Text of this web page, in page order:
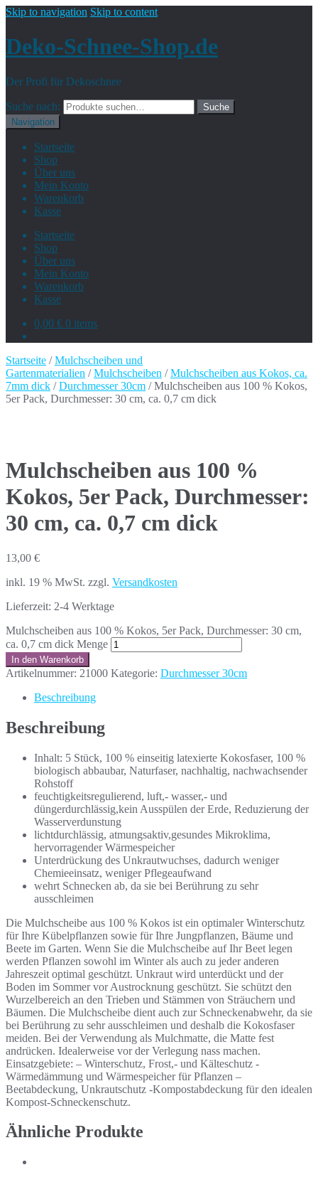
Skip to navigation Skip to content
Deko-Schnee-Shop.de
Der Profi für Dekoschnee
Suche nach:
Suche
Navigation
Startseite
Shop
Über uns
Mein Konto
Warenkorb
Kasse
Startseite
Shop
Über uns
Mein Konto
Warenkorb
Kasse
0,00 € 0 items
Startseite /Mulchscheiben und
Gartenmaterialien /Mulchscheiben /Mulchscheiben aus Kokos, ca.
7mm dick /Durchmesser 30cm / Mulchscheiben aus 100 % Kokos,
5er Pack, Durchmesser: 30 cm, ca. 0,7 cm dick
Mulchscheiben aus 100 %
Kokos, 5er Pack, Durchmesser:
30 cm, ca. 0,7 cm dick
13,00 €
inkl. 19 % MwSt. zzgl. Versandkosten
Lieferzeit: 2-4 Werktage
Mulchscheiben aus 100 % Kokos, 5er Pack, Durchmesser: 30 cm,
ca. 0,7 cm dick Menge
In den Warenkorb
Artikelnummer: 21000 Kategorie: Durchmesser 30cm
Beschreibung
Beschreibung
Inhalt: 5 Stück, 100 % einseitig latexierte Kokosfaser, 100 %
biologisch abbaubar, Naturfaser, nachhaltig, nachwachsender
Rohstoff
feuchtigkeitsregulierend, luft,- wasser,- und
düngerdurchlässig,kein Ausspülen der Erde, Reduzierung der
Wasserverdunstung
lichtdurchlässig, atmungsaktiv,gesundes Mikroklima,
hervorragender Wärmespeicher
Unterdrückung des Unkrautwuchses, dadurch weniger
Chemieeinsatz, weniger Pflegeaufwand
wehrt Schnecken ab, da sie bei Berührung zu sehr
ausschleimen
Die Mulchscheibe aus 100 % Kokos ist ein optimaler Winterschutz
für Ihre Kübelpflanzen sowie für Ihre Jungpflanzen, Bäume und
Beete im Garten. Wenn Sie die Mulchscheibe auf Ihr Beet legen
werden Pflanzen sowohl im Winter als auch zu jeder anderen
Jahreszeit optimal geschützt. Unkraut wird unterdückt und der
Boden im Sommer vor Austrocknung geschützt. Sie schützt den
Wurzelbereich an den Trieben und Stämmen von Sträuchern und
Bäumen. Die Mulchscheibe dient auch zur Schneckenabwehr, da sie
bei Berührung zu sehr ausschleimen und deshalb die Kokosfaser
meiden. Bei der Verwendung als Mulchmatte, die Matte fest
andrücken. Idealerweise vor der Verlegung nass machen.
Einsatzgebiete: – Winterschutz, Frost,- und Kälteschutz -
Wärmedämmung und Wärmespeicher für Pflanzen –
Beetabdeckung, Unkrautschutz -Kompostabdeckung für den idealen
Kompost-Schneckenschutz.
Ähnliche Produkte